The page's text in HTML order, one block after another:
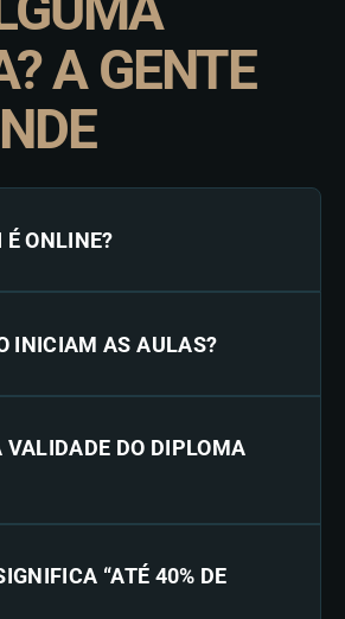
A GENTE
É ONLINE?
INICIAM AS AULAS?
VALIDADE DO DIPLOMA
“ATÉ 40% DE